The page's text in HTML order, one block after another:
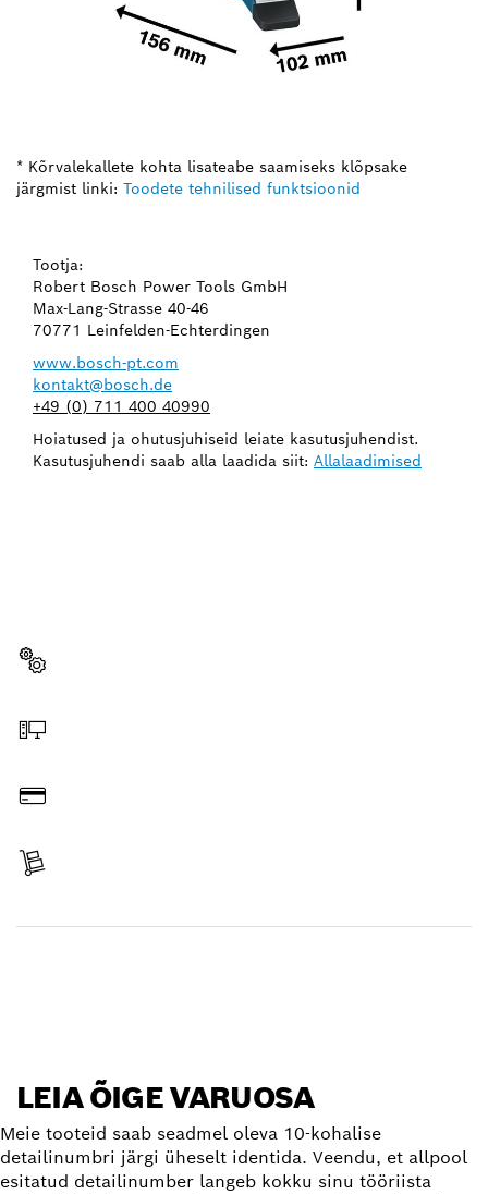
* Kõrvalekallete kohta lisateabe saamiseks klõpsake
järgmist linki: Toodete tehnilised funktsioonid
Tootja:
Robert Bosch Power Tools GmbH
Max-Lang-Strasse 40-46
70771 Leinfelden-Echterdingen
www.bosch-pt.com
kontakt@bosch.de
+49 (0) 711 400 40990
Hoiatused ja ohutusjuhiseid leiate kasutusjuhendist.
Kasutusjuhendi saab alla laadida siit: Allalaadimised
LEIA ÕIGE VARUOSA
Meie tooteid saab seadmel oleva 10-kohalise
detailinumbri järgi üheselt identida. Veendu, et allpool
esitatud detailinumber langeb kokku sinu tööriista